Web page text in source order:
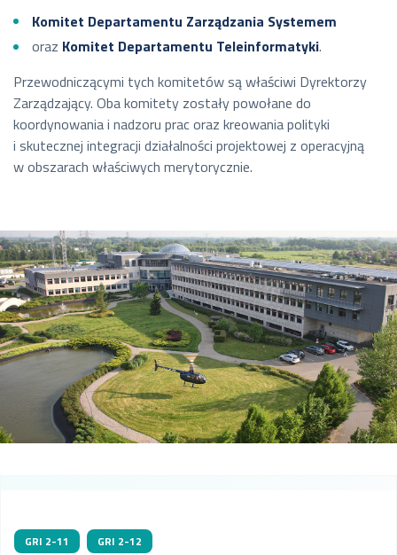
Komitet Departamentu Zarządzania Systemem
oraz Komitet Departamentu Teleinformatyki.
Przewodniczącymi tych komitetów są właściwi Dyrektorzy
Zarządzający. Oba komitety zostały powołane do
koordynowania i nadzoru prac oraz kreowania polityki
i skutecznej integracji działalności projektowej z operacyjną
w obszarach właściwych merytorycznie.
GRI 2-11 GRI 2-12